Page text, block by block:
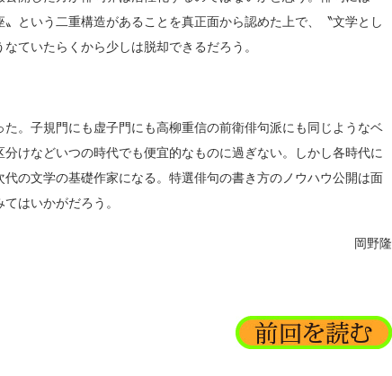
という二重構造があることを真正面から認めた上で、〝文学とし
ていたらくから少しは脱却できるだろう。
。子規門にも虚子門にも高柳重信の前衛俳句派にも同じようなベ
けなどいつの時代でも便宜的なものに過ぎない。しかし各時代に
の文学の基礎作家になる。特選俳句の書き方のノウハウ公開は面
はいかがだろう。
岡野隆